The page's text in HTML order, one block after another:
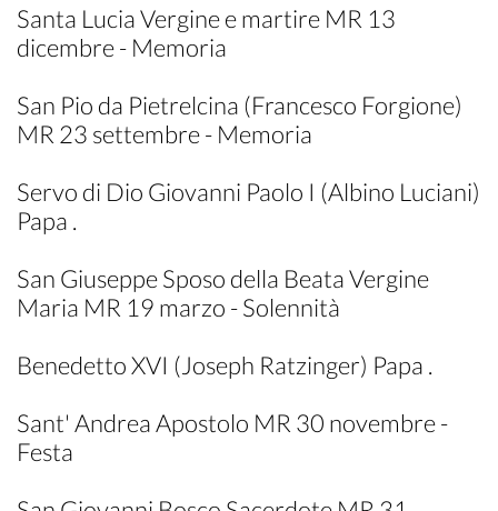
Santa Lucia Vergine e martire MR 13
dicembre - Memoria
San Pio da Pietrelcina (Francesco Forgione)
MR 23 settembre - Memoria
Servo di Dio Giovanni Paolo I (Albino Luciani)
Papa .
San Giuseppe Sposo della Beata Vergine
Maria MR 19 marzo - Solennità
Benedetto XVI (Joseph Ratzinger) Papa .
Sant' Andrea Apostolo MR 30 novembre -
Festa